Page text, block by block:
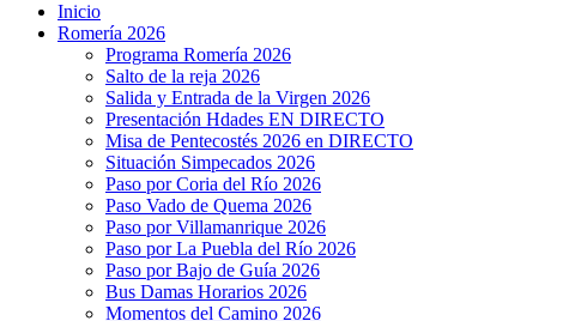
Inicio
Romería 2026
Programa Romería 2026
Salto de la reja 2026
Salida y Entrada de la Virgen 2026
Presentación Hdades EN DIRECTO
Misa de Pentecostés 2026 en DIRECTO
Situación Simpecados 2026
Paso por Coria del Río 2026
Paso Vado de Quema 2026
Paso por Villamanrique 2026
Paso por La Puebla del Río 2026
Paso por Bajo de Guía 2026
Bus Damas Horarios 2026
Momentos del Camino 2026